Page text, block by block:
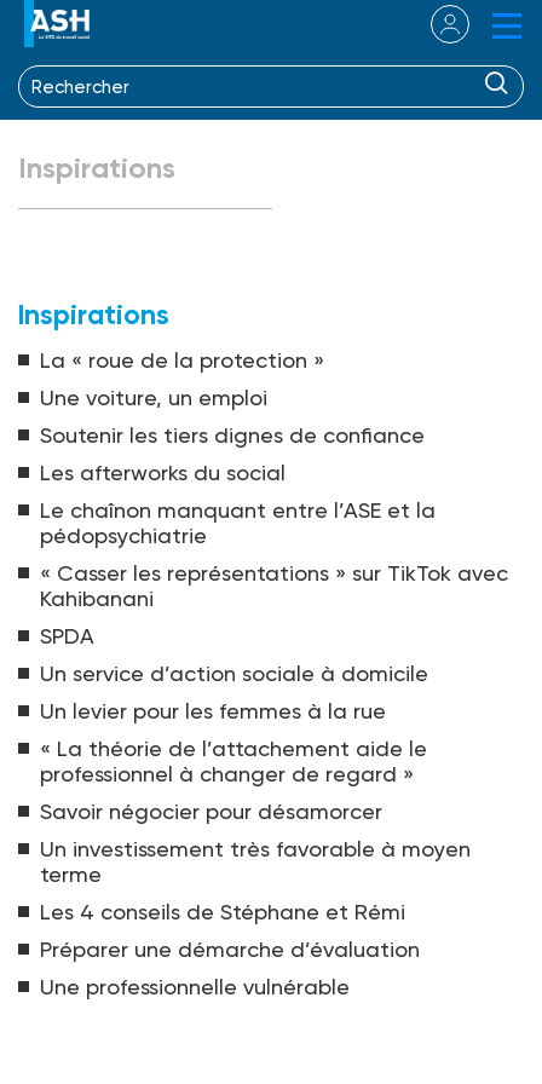
Inspirations
Inspirations
La « roue de la protection »
Une voiture, un emploi
Soutenir les tiers dignes de confiance
Les afterworks du social
Le chaînon manquant entre l’ASE et la
pédopsychiatrie
« Casser les représentations » sur TikTok avec
Kahibanani
SPDA
Un service d’action sociale à domicile
Un levier pour les femmes à la rue
« La théorie de l’attachement aide le
professionnel à changer de regard »
Savoir négocier pour désamorcer
Un investissement très favorable à moyen
terme
Les 4 conseils de Stéphane et Rémi
Préparer une démarche d’évaluation
Une professionnelle vulnérable